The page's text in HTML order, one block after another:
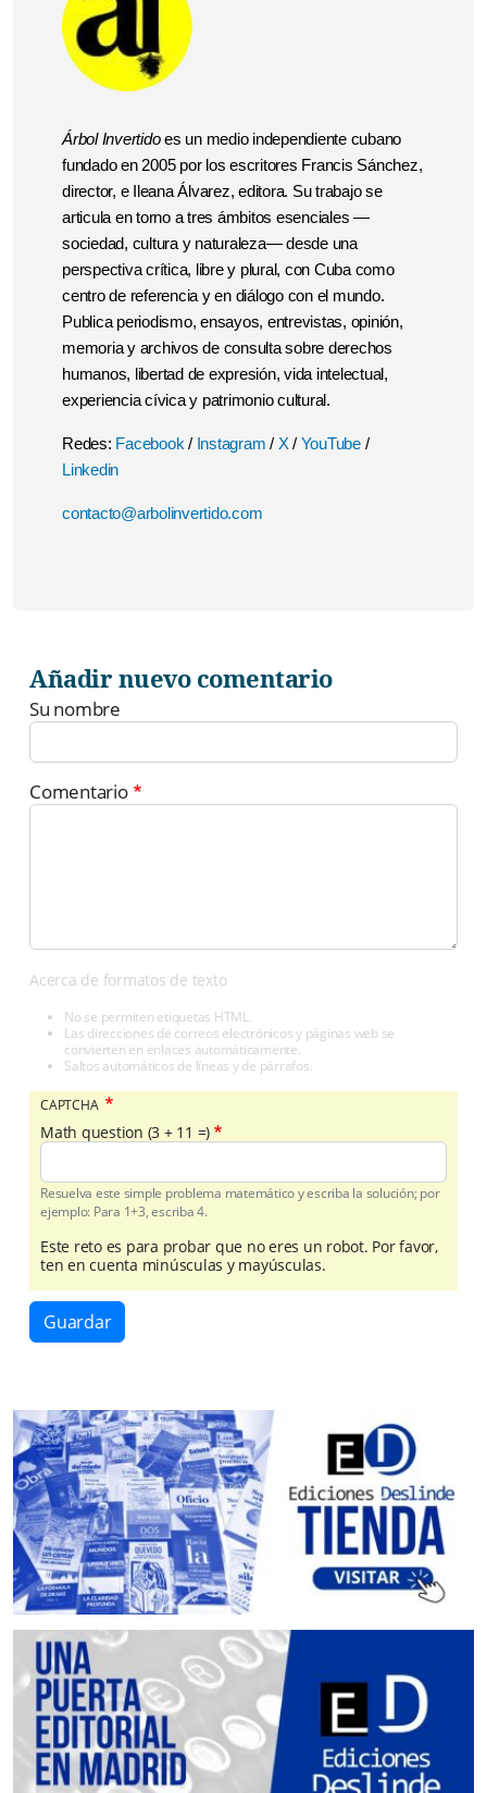
Árbol Invertidoes un medio independiente cubano
fundado en 2005 por los escritores Francis Sánchez,
director, e Ileana Álvarez, editora. Su trabajo se
articula en torno a tres ámbitos esenciales —
sociedad, cultura y naturaleza— desde una
perspectiva crítica, libre y plural, con Cuba como
centro de referencia y en diálogo con el mundo.
Publica periodismo, ensayos, entrevistas, opinión,
memoria y archivos de consulta sobre derechos
humanos, libertad de expresión, vida intelectual,
experiencia cívica y patrimonio cultural.
Redes: Facebook / Instagram / X/ YouTube /
Linkedin
contacto@arbolinvertido.com
Añadir nuevo comentario
Su nombre
Comentario
Acerca de formatos de texto
No se permiten etiquetas HTML.
Las direcciones de correos electrónicos y páginas web se
convierten en enlaces automáticamente.
Saltos automáticos de líneas y de párrafos.
CAPTCHA
Math question (3 + 11 =)
Resuelva este simple problema matemático y escriba la solución; por
ejemplo: Para 1+3, escriba 4.
Este reto es para probar que no eres un robot. Por favor,
ten en cuenta minúsculas y mayúsculas.
Guardar